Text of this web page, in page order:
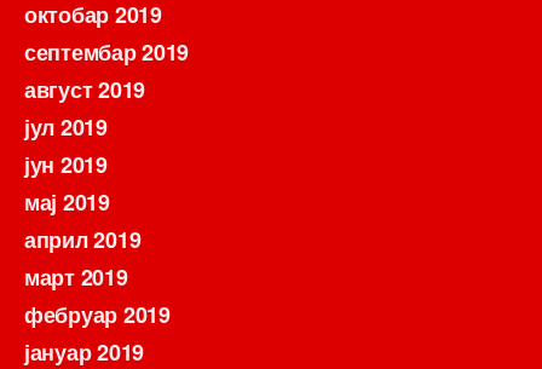
октобар 2019
септембар 2019
август 2019
јул 2019
јун 2019
мај 2019
април 2019
март 2019
фебруар 2019
јануар 2019